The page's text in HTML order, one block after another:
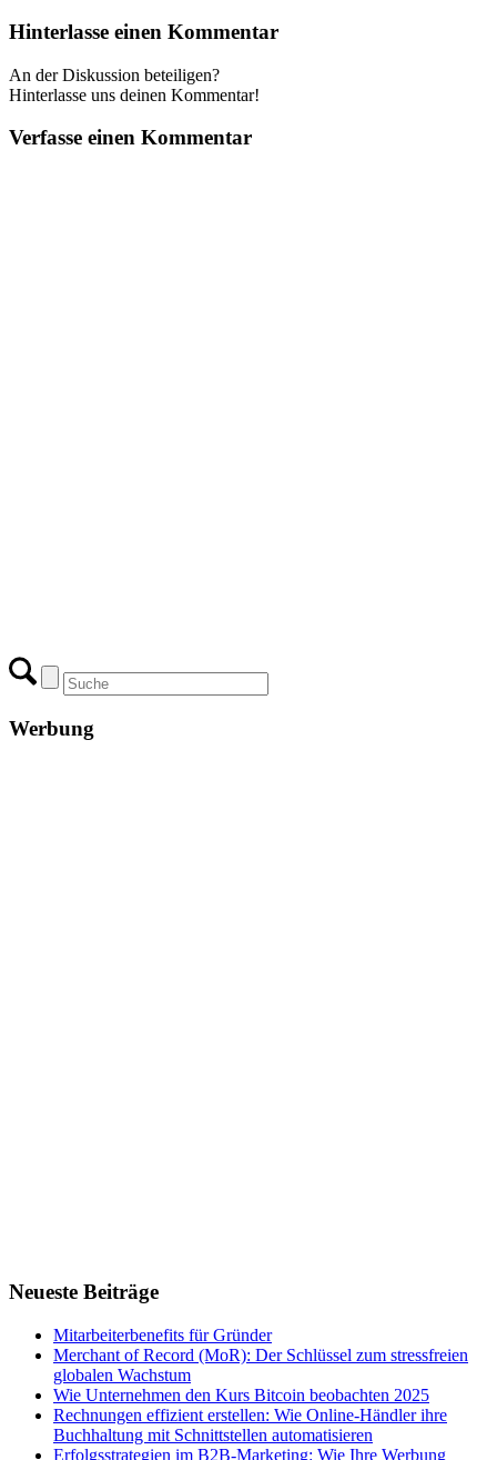
Hinterlasse einen Kommentar
An der Diskussion beteiligen?
Hinterlasse uns deinen Kommentar!
Verfasse einen Kommentar
Werbung
Neueste Beiträge
Mitarbeiterbenefits für Gründer
Merchant of Record (MoR): Der Schlüssel zum stressfreien
globalen Wachstum
Wie Unternehmen den Kurs Bitcoin beobachten 2025
Rechnungen effizient erstellen: Wie Online-Händler ihre
Buchhaltung mit Schnittstellen automatisieren
Erfolgsstrategien im B2B-Marketing: Wie Ihre Werbung